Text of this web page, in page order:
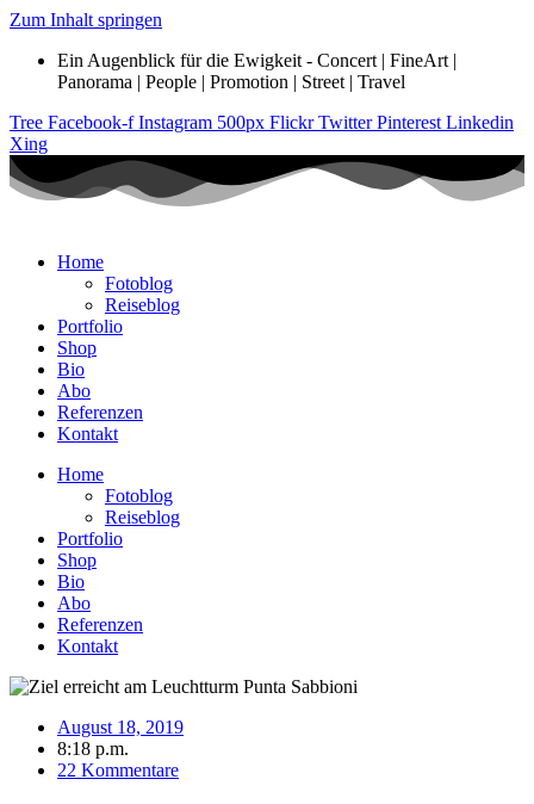
Zum Inhalt springen
Ein Augenblick für die Ewigkeit - Concert | FineArt |
Panorama | People | Promotion | Street | Travel
Tree Facebook-f Instagram 500px Flickr Twitter Pinterest Linkedin
Xing
Home
Fotoblog
Reiseblog
Portfolio
Shop
Bio
Abo
Referenzen
Kontakt
Home
Fotoblog
Reiseblog
Portfolio
Shop
Bio
Abo
Referenzen
Kontakt
August 18, 2019
8:18 p.m.
22 Kommentare